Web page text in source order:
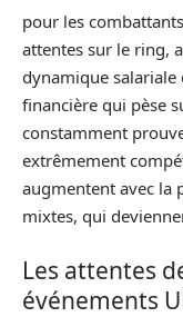
pour les
attentes sur le ring,
dynamique salariale
financière qui pèse
constamment
extrêmement
augmentent avec la
mixtes, qui
Les attentes
événements